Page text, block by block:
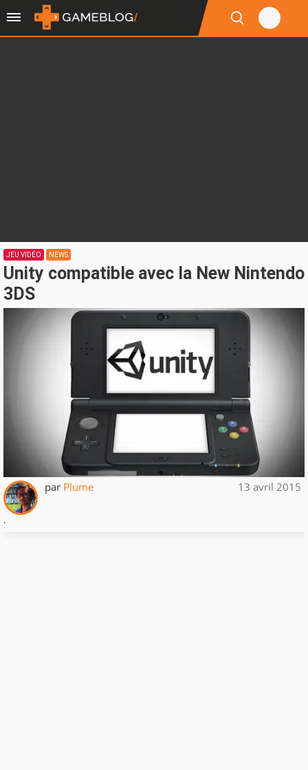
JEU VIDÉO NEWS
Unity compatible avec la New Nintendo
3DS
par Plume 13 avril 2015
.